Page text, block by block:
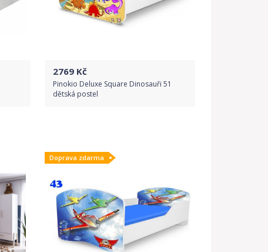
2769 Kč
Pinokio Deluxe Square Dinosauři 51
dětská postel
Detail produktu
Doprava zdarma